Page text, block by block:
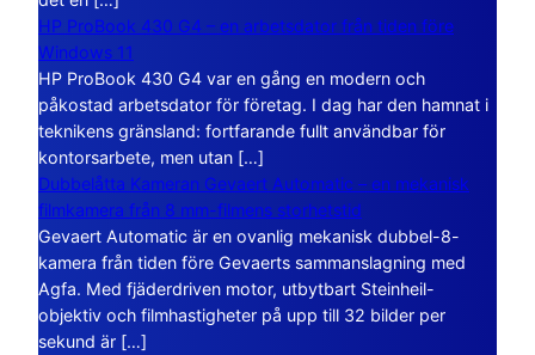
HP ProBook 430 G4 – en arbetsdator från tiden före
Windows 11
HP ProBook 430 G4 var en gång en modern och
påkostad arbetsdator för företag. I dag har den hamnat i
teknikens gränsland: fortfarande fullt användbar för
kontorsarbete, men utan […]
Dubbelåtta Kameran Gevaert Automatic – en mekanisk
filmkamera från 8 mm-filmens storhetstid
Gevaert Automatic är en ovanlig mekanisk dubbel-8-
kamera från tiden före Gevaerts sammanslagning med
Agfa. Med fjäderdriven motor, utbytbart Steinheil-
objektiv och filmhastigheter på upp till 32 bilder per
sekund är […]